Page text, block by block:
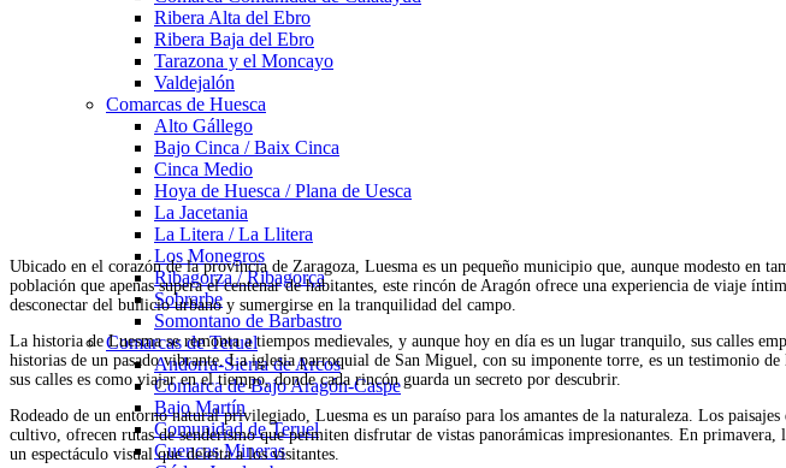
Ribera Alta del Ebro
Ribera Baja del Ebro
Tarazona y el Moncayo
Valdejalón
Comarcas de Huesca
Alto Gállego
Bajo Cinca / Baix Cinca
Cinca Medio
Hoya de Huesca / Plana de Uesca
La Jacetania
La Litera / La Llitera
Los Monegros
Ribagorza / Ribagorça
Sobrarbe
Somontano de Barbastro
Comarcas de Teruel
Andorra-Sierra de Arcos
Comarca de Bajo Aragón-Caspe
Bajo Martín
Comunidad de Teruel
Cuencas Mineras
Ubicado en el corazón de la provincia de Zaragoza, Luesma es un pequeño municipio que, aunque modesto en
población que apenas supera el centenar de habitantes, este rincón de Aragón ofrece una experiencia de viaje
desconectar del bullicio urbano y sumergirse en la tranquilidad del campo.
La historia de Luesma se remonta a tiempos medievales, y aunque hoy en día es un lugar tranquilo, sus calles
historias de un pasado vibrante. La iglesia parroquial de San Miguel, con su imponente torre, es un testimonio
sus calles es como viajar en el tiempo, donde cada rincón guarda un secreto por descubrir.
Rodeado de un entorno natural privilegiado, Luesma es un paraíso para los amantes de la naturaleza. Los
cultivo, ofrecen rutas de senderismo que permiten disfrutar de vistas panorámicas impresionantes. En primavera,
un espectáculo visual que deleita a los visitantes.